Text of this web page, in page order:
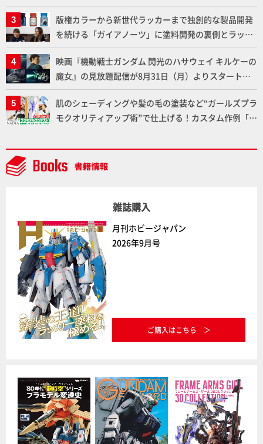
劇中どおりのプロポーションを再現【機動戦士Zガン
ダム】
版権カラーから新世代ラッカーまで独創的な製品開発
を続ける「ガイアノーツ」に塗料開発の裏側とラッカ
ー塗料の未来についてインタビュー！
映画『機動戦士ガンダム 閃光のハサウェイ キルケーの
魔女』の見放題配信が8月31日（月）よりスタート！
Prime Videoで国内独占配信
肌のシェーディングや髪の毛の塗装など“ガールズプラ
モクオリティアップ術”で仕上げる！カスタム作例「白
デルコンテスト」～8月17日（月）11:59まで応募受付
中】
雑誌購入
月刊ホビージャパン
2026年9月号
ご購入はこちら